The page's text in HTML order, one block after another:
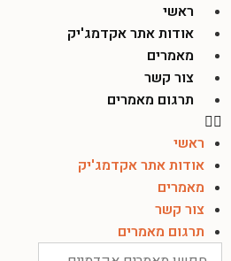
ראשי
אודות אתר אקדמג'יק
מאמרים
צור קשר
תרגום מאמרים
ראשי
אודות אתר אקדמג'יק
מאמרים
צור קשר
תרגום מאמרים